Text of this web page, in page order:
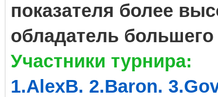
показателя более
обладатель большего
Участники турнира:
1.AlexB. 2.Baron.